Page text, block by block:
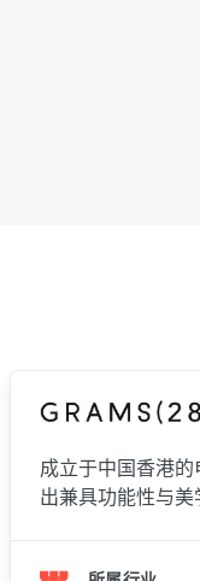
成立于中国香港
出兼具功能性与美